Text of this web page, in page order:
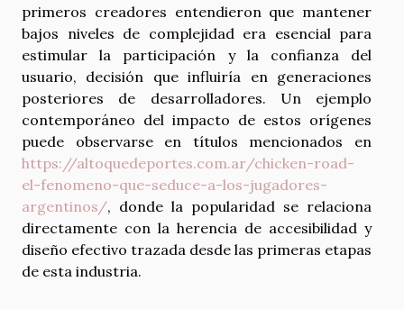
primeros creadores entendieron que mantener
bajos niveles de complejidad era esencial para
estimular la participación y la confianza del
usuario, decisión que influiría en generaciones
posteriores de desarrolladores. Un ejemplo
contemporáneo del impacto de estos orígenes
puede observarse en títulos mencionados en
https://altoquedeportes.com.ar/chicken-road-
el-fenomeno-que-seduce-a-los-jugadores-
argentinos/, donde la popularidad se relaciona
directamente con la herencia de accesibilidad y
diseño efectivo trazada desde las primeras etapas
de esta industria.